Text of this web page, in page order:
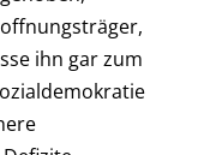
ihn gar zum